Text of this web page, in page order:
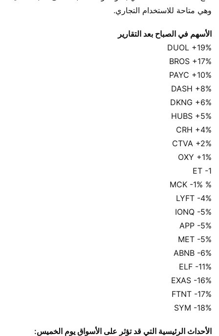
وهي متاحة للاستخدام التجاري.
الأسهم في الصباح بعد التقارير
DUOL +19%
BROS +17%
PAYC +10%
DASH +8%
DKNG +6%
HUBS +5%
CRH +4%
CTVA +2%
OXY +1%
ET -1
% MCK -1%
LYFT -4%
IONQ -5%
APP -5%
MET -5%
ABNB -6%
ELF -11%
EXAS -16%
FTNT -17%
SYM -18%
الأحداث الرئيسية التي قد تؤثر على الأسواق يوم الخميس: